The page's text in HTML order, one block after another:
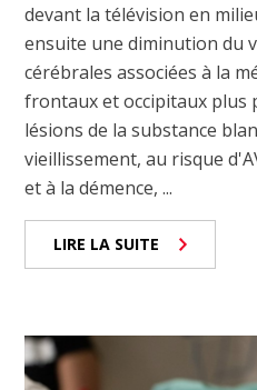
devant la télévision en
ensuite une diminution du
cérébrales associées à la
frontaux et occipitaux plus
lésions de la substance
vieillissement, au risque
et à la démence, ...
LIRE LA SUITE